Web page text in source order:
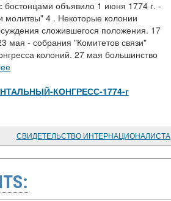
бостонцами объявило 1 июня 1774 г. -
молитвы" 4 . Некоторые колонии
сложившегося положения. 17
мая - собрания "Комитетов связи"
колоний. 27 мая большинство
КОНГРЕСС-1774-г
СВИДЕТЕЛЬСТВО ИНТЕРНАЦИОНАЛИСТА